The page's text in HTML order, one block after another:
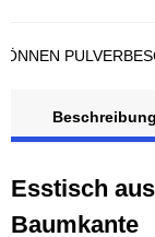
Beschreibung
Esstisch
Baumkante